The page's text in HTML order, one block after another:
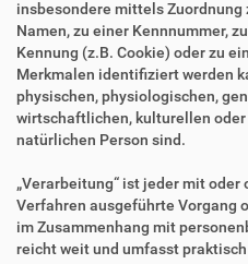
insbesondere mittels Zuordnung
Namen, zu einer Kennnummer,
Kennung (z.B. Cookie) oder zu
Merkmalen identifiziert werden
physischen, physiologischen,
wirtschaftlichen, kulturellen
natürlichen Person sind.
„Verarbeitung“ ist jeder mit
Verfahren ausgeführte Vorgang
im Zusammenhang mit
reicht weit und umfasst